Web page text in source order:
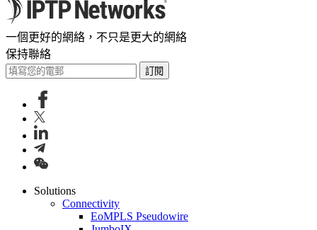
一個更好的網絡，不只是更大的網絡
保持聯絡
訂閱
Solutions
Connectivity
EoMPLS Pseudowire